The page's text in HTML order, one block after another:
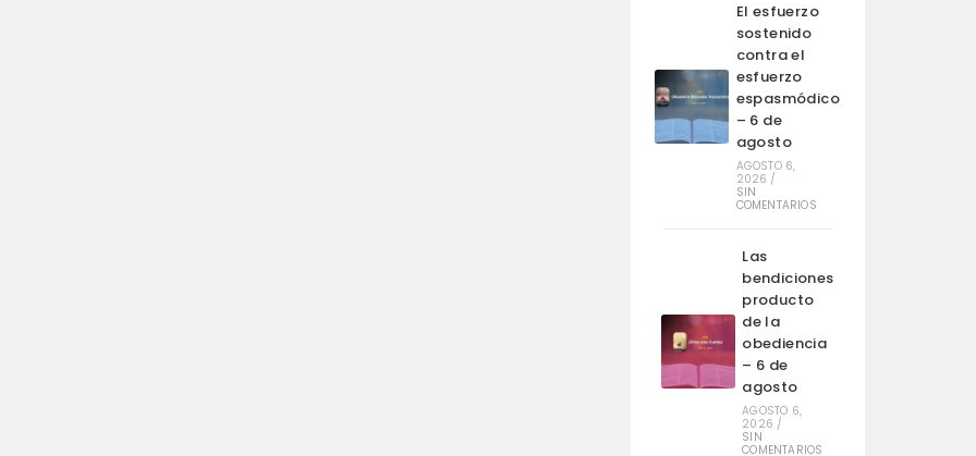
El esfuerzo
sostenido
contra el
esfuerzo
espasmódico
– 6 de
agosto
AGOSTO 6,
2026 /
SIN
COMENTARIOS
Las
bendiciones
producto
de la
obediencia
– 6 de
agosto
AGOSTO 6,
2026 /
SIN
COMENTARIOS